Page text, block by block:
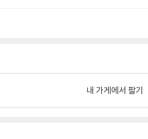
내 가게에서 팔기